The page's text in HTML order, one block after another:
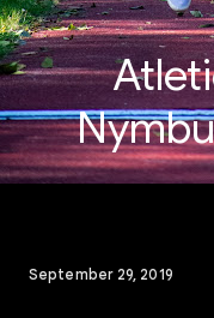
September 29, 2019